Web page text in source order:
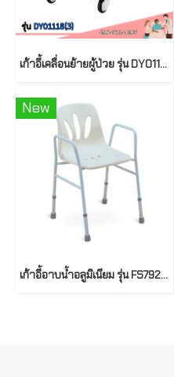
เก้าอี้เคลื่อนย้ายผู้ป่วย รุ่น DY01118(3)
New
เก้าอี้อาบน้ำอลูมิเนียม รุ่น FS792 ยี่ห้อ FOSUN